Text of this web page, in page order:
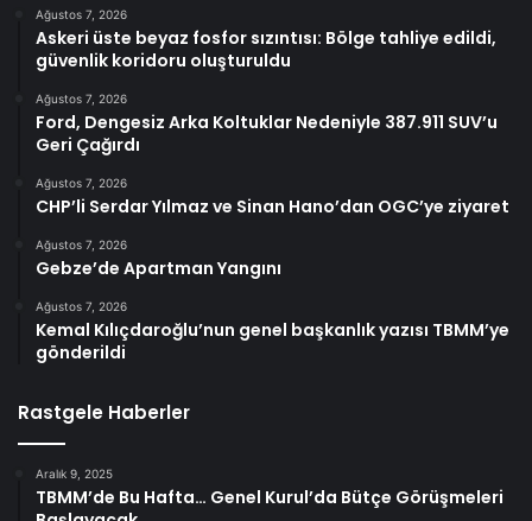
Ağustos 7, 2026
Askeri üste beyaz fosfor sızıntısı: Bölge tahliye edildi,
güvenlik koridoru oluşturuldu
Ağustos 7, 2026
Ford, Dengesiz Arka Koltuklar Nedeniyle 387.911 SUV’u
Geri Çağırdı
Ağustos 7, 2026
CHP’li Serdar Yılmaz ve Sinan Hano’dan OGC’ye ziyaret
Ağustos 7, 2026
Gebze’de Apartman Yangını
Ağustos 7, 2026
Kemal Kılıçdaroğlu’nun genel başkanlık yazısı TBMM’ye
gönderildi
Rastgele Haberler
Aralık 9, 2025
TBMM’de Bu Hafta… Genel Kurul’da Bütçe Görüşmeleri